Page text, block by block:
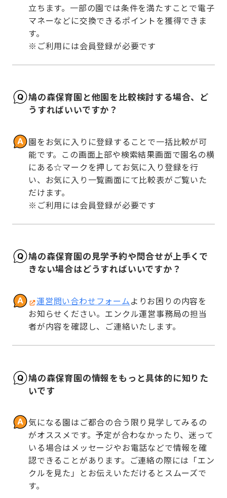
立ちます。一部の園では条件を満たすことで電子
マネーなどに交換できるポイントを獲得できま
す。
※ご利用には会員登録が必要です
鳩の森保育園と他園を比較検討する場合、ど
うすればいいですか？
園をお気に入りに登録することで一括比較が可
能です。この画面上部や検索結果画面で園名の横
にある☆マークを押してお気に入り登録を行
い、お気に入り一覧画面にて比較表がご覧いた
だけます。
※ご利用には会員登録が必要です
鳩の森保育園の見学予約や問合せが上手くで
きない場合はどうすればいいですか？
運営問い合わせフォームよりお困りの内容を
お知らせください。エンクル運営事務局の担当
者が内容を確認し、ご連絡いたします。
鳩の森保育園の情報をもっと具体的に知りた
いです
気になる園はご都合の合う限り見学してみるの
がオススメです。予定が合わなかったり、迷って
いる場合はメッセージやお電話などで情報を確
認できることがあります。ご連絡の際には「エン
クルを見た」とお伝えいただけるとスムーズで
す。